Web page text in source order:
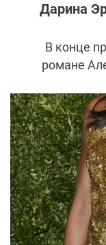
Дарина
В конце
романе
главных
планирует
же эта
завоевала
ли